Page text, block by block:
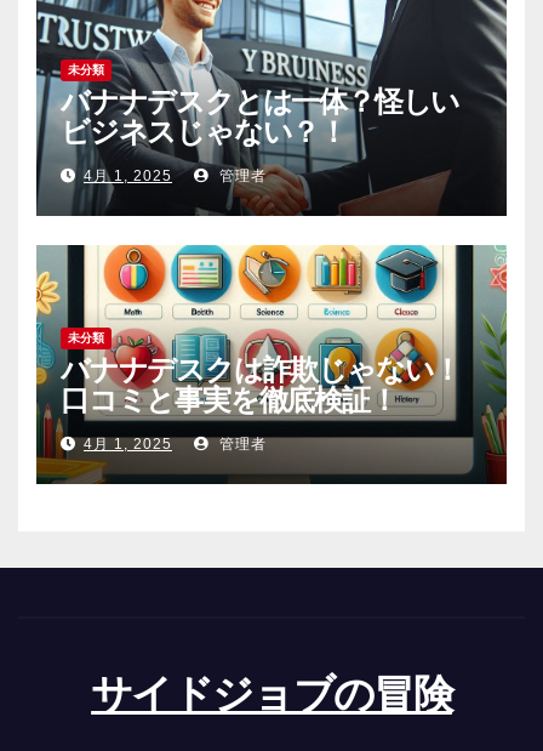
未分類
バナナデスクとは一体？怪しい
ビジネスじゃない？！
4月 1, 2025 管理者
未分類
バナナデスクは詐欺じゃない！
口コミと事実を徹底検証！
4月 1, 2025 管理者
サイドジョブの冒険